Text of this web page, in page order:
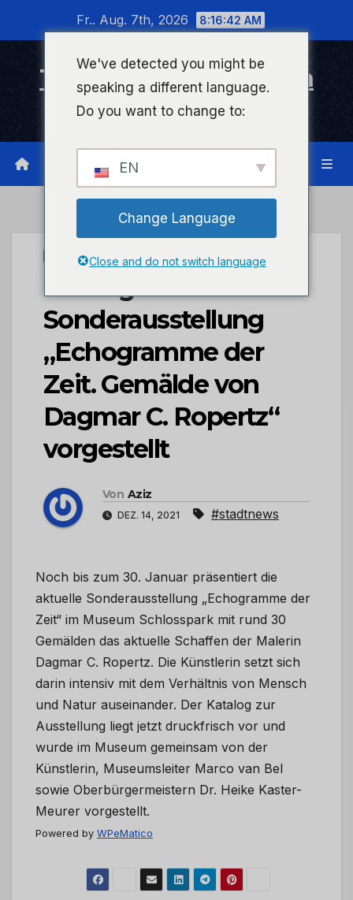
wechseln
Fr.. Aug. 7th, 2026 8:16:43 AM
Timeline Bad Kreuznach
Infonetzwerk für Bad Kreuznach
STADTKREUZNACH
Katalog zur
Sonderausstellung
„Echogramme der
Zeit. Gemälde von
Dagmar C. Ropertz“
vorgestellt
Von Aziz
DEZ. 14, 2021 #stadtnews
Noch bis zum 30. Januar präsentiert die
aktuelle Sonderausstellung „Echogramme der
Zeit“ im Museum Schlosspark mit rund 30
Gemälden das aktuelle Schaffen der Malerin
Dagmar C. Ropertz. Die Künstlerin setzt sich
darin intensiv mit dem Verhältnis von Mensch
und Natur auseinander. Der Katalog zur
Ausstellung liegt jetzt druckfrisch vor und
wurde im Museum gemeinsam von der
Künstlerin, Museumsleiter Marco van Bel
sowie Oberbürgermeistern Dr. Heike Kaster-
Meurer vorgestellt.
Powered by WPeMatico
We've detected you might be
speaking a different language.
Do you want to change to:
EN
Change Language
Close and do not switch language